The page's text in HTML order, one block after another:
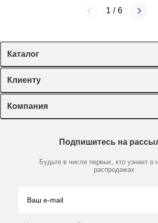
1 / 6
Каталог
Спецпредложения
Оборудование, приборы
Пластик, стекло, принадлежности
Химические реактивы, препараты, наборы
Производители
Клиенту
Лекторий Диаэм
Доставка и оплата
Мобильное приложение
Компания
Партнеры
Контакты
Подпишитесь на
Будьте в числе первых, кто узнает о
распродажах